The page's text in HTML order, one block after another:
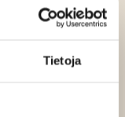
Tietoja
ja köyhyyden
kohti onnea ja